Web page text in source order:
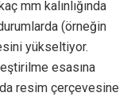
mm kalınlığında
(örneğin
yükseltiyor.
esasına
resim çerçevesine